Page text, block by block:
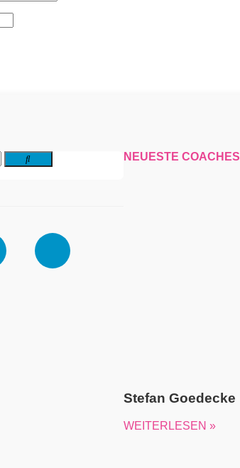
NEUESTE COACHES
Stefan Goedecke
WEITERLESEN »